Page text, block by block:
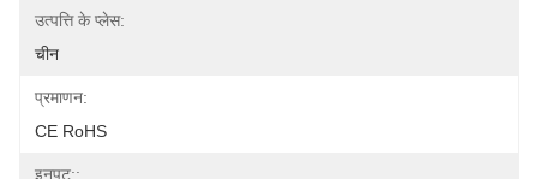
उत्पत्ति के प्लेस:
चीन
प्रमाणन:
CE RoHS
इनपुट::